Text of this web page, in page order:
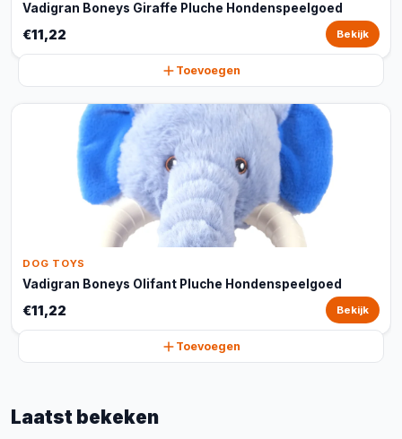
Vadigran Boneys Giraffe Pluche Hondenspeelgoed
€11,22 Bekijk
Toevoegen
DOG TOYS
Vadigran Boneys Olifant Pluche Hondenspeelgoed
€11,22 Bekijk
Toevoegen
Laatst bekeken